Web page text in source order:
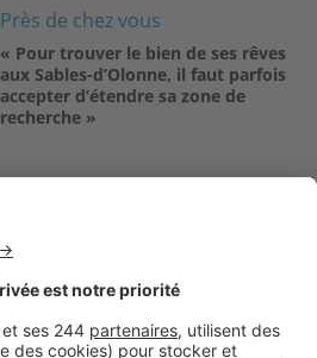
Près de chez vous
« Pour trouver le bien de ses rêves
aux Sables-d’Olonne, il faut parfois
accepter d’étendre sa zone de
recherche »